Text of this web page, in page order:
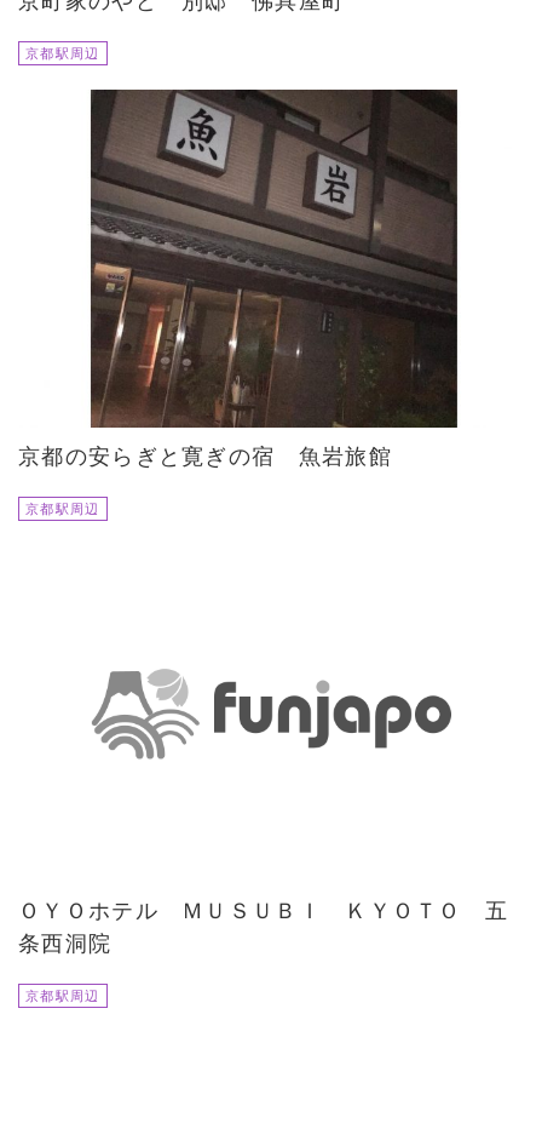
京都駅周辺
京都の安らぎと寛ぎの宿 魚岩旅館
京都駅周辺
ＯＹＯホテル ＭＵＳＵＢＩ ＫＹＯＴＯ 五
条西洞院
京都駅周辺